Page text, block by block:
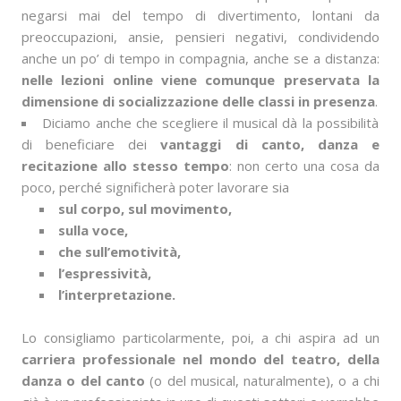
negarsi mai del tempo di divertimento, lontani da
preoccupazioni, ansie, pensieri negativi, condividendo
anche un po’ di tempo in compagnia, anche se a distanza:
nelle lezioni online viene comunque preservata la
dimensione di socializzazione delle classi in presenza.
Diciamo anche che scegliere il musical dà la possibilità
di beneficiare deivantaggi di canto, danza e
recitazione allo stesso tempo: non certo una cosa da
poco, perché significherà poter lavorare sia
sul corpo, sul movimento,
sulla voce,
che sull’emotività,
l’espressività,
l’interpretazione.
Lo consigliamo particolarmente, poi, a chi aspira ad un
carriera professionale nel mondo del teatro, della
danza o del canto (o del musical, naturalmente), o a chi